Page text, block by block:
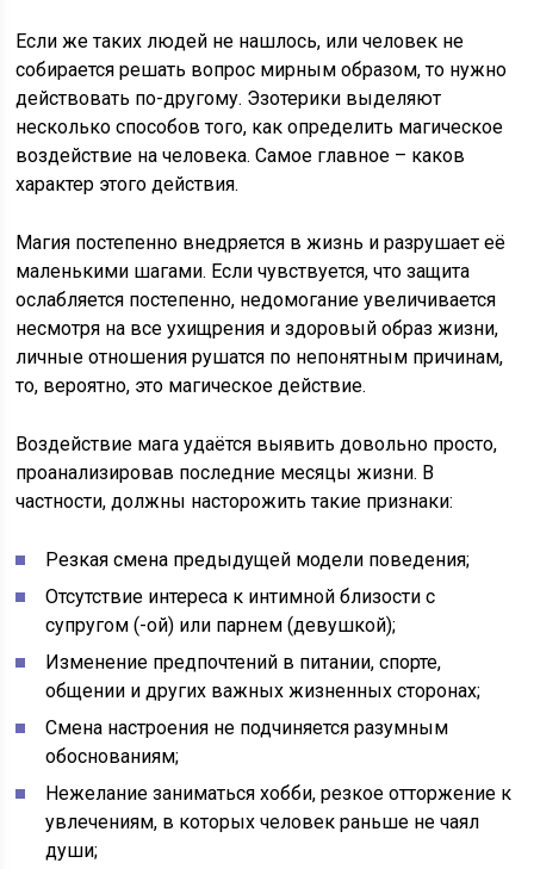
Если же таких людей не нашлось, или человек не
собирается решать вопрос мирным образом, то нужно
действовать по-другому. Эзотерики выделяют
несколько способов того, как определить магическое
воздействие на человека. Самое главное – каков
характер этого действия.
Магия постепенно внедряется в жизнь и разрушает её
маленькими шагами. Если чувствуется, что защита
ослабляется постепенно, недомогание увеличивается
несмотря на все ухищрения и здоровый образ жизни,
личные отношения рушатся по непонятным причинам,
то, вероятно, это магическое действие.
Воздействие мага удаётся выявить довольно просто,
проанализировав последние месяцы жизни. В
частности, должны насторожить такие признаки:
Резкая смена предыдущей модели поведения;
Отсутствие интереса к интимной близости с
супругом (-ой) или парнем (девушкой);
Изменение предпочтений в питании, спорте,
общении и других важных жизненных сторонах;
Смена настроения не подчиняется разумным
обоснованиям;
Нежелание заниматься хобби, резкое отторжение к
увлечениям, в которых человек раньше не чаял
души;